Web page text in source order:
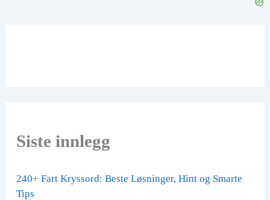
Siste innlegg
240+ Fart Kryssord: Beste Løsninger, Hint og Smarte
Tips